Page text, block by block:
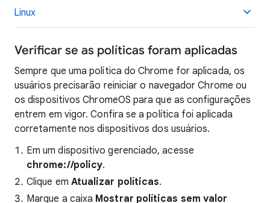
Linux
Verificar se as políticas foram aplicadas
Sempre que uma política do Chrome for aplicada, os
usuários precisarão reiniciar o navegador Chrome ou
os dispositivos ChromeOS para que as configurações
entrem em vigor. Confira se a política foi aplicada
corretamente nos dispositivos dos usuários.
Em um dispositivo gerenciado, acesse
chrome://policy.
Clique em Atualizar políticas.
Marque a caixa Mostrar políticas sem valor